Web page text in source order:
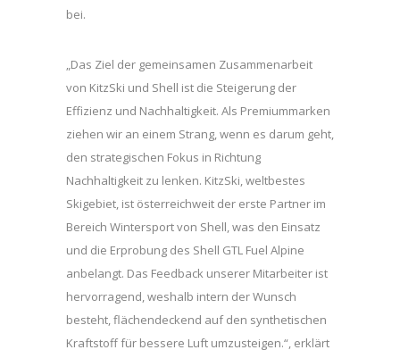
bei.
„Das Ziel der gemeinsamen Zusammenarbeit
von KitzSki und Shell ist die Steigerung der
Effizienz und Nachhaltigkeit. Als Premiummarken
ziehen wir an einem Strang, wenn es darum geht,
den strategischen Fokus in Richtung
Nachhaltigkeit zu lenken. KitzSki, weltbestes
Skigebiet, ist österreichweit der erste Partner im
Bereich Wintersport von Shell, was den Einsatz
und die Erprobung des Shell GTL Fuel Alpine
anbelangt. Das Feedback unserer Mitarbeiter ist
hervorragend, weshalb intern der Wunsch
besteht, flächendeckend auf den synthetischen
Kraftstoff für bessere Luft umzusteigen.“, erklärt